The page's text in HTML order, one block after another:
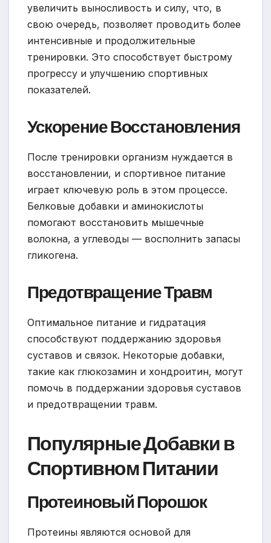
увеличить выносливость и силу, что, в
свою очередь, позволяет проводить более
интенсивные и продолжительные
тренировки. Это способствует быстрому
прогрессу и улучшению спортивных
показателей.
Ускорение Восстановления
После тренировки организм нуждается в
восстановлении, и спортивное питание
играет ключевую роль в этом процессе.
Белковые добавки и аминокислоты
помогают восстановить мышечные
волокна, а углеводы — восполнить запасы
гликогена.
Предотвращение Травм
Оптимальное питание и гидратация
способствуют поддержанию здоровья
суставов и связок. Некоторые добавки,
такие как глюкозамин и хондроитин, могут
помочь в поддержании здоровья суставов
и предотвращении травм.
Популярные Добавки в
Спортивном Питании
Протеиновый Порошок
Протеины являются основой для